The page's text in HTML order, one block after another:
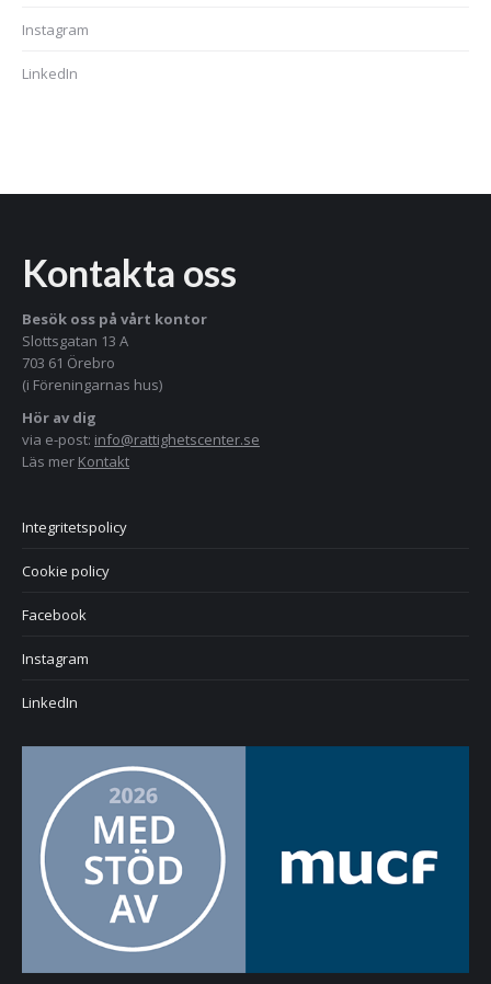
Instagram
LinkedIn
Kontakta oss
Besök oss på vårt kontor
Slottsgatan 13 A
703 61 Örebro
(i Föreningarnas hus)
Hör av dig
via e-post: info@rattighetscenter.se
Läs mer Kontakt
Integritetspolicy
Cookie policy
Facebook
Instagram
LinkedIn